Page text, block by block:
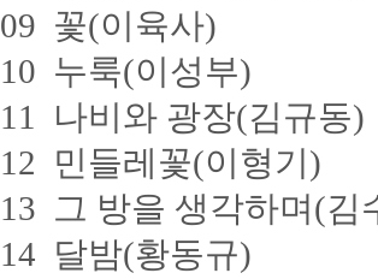
09 꽃(이육사)
10 누룩(이성부)
11 나비와 광장(김규동)
12 민들레꽃(이형기)
13 그 방을 생각하며(김
14 달밤(황동규)